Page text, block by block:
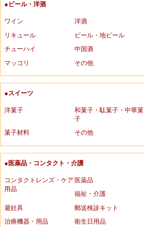
●ビール・洋酒
ワイン
洋酒
リキュール
ビール・地ビール
チューハイ
中国酒
マッコリ
その他
●スイーツ
洋菓子
和菓子・駄菓子・中華菓
子
菓子材料
その他
●医薬品・コンタクト・介護
コンタクトレンズ・ケア
用品
医薬品
福祉・介護
避妊具
郵送検診キット
治療機器・用品
衛生日用品